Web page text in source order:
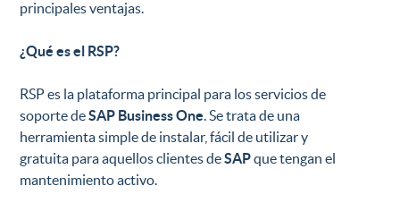
principales ventajas.
¿Qué es el RSP?
RSP es la plataforma principal para los servicios de
soporte deSAP Business One. Se trata de una
herramienta simple de instalar, fácil de utilizar y
gratuita para aquellos clientes deSAPque tengan el
mantenimiento activo.